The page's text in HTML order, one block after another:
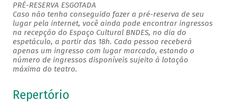
PRÉ-RESERVA ESGOTADA
Caso não tenha conseguido fazer a pré-reserva de seu
lugar pela internet, você ainda pode encontrar ingressos
na recepção do Espaço Cultural BNDES, no dia do
espetáculo, a partir das 18h. Cada pessoa receberá
apenas um ingresso com lugar marcado, estando o
número de ingressos disponíveis sujeito à lotação
máxima do teatro.
Repertório